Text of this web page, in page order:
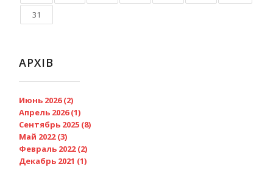
31
АРХІВ
Июнь 2026 (2)
Апрель 2026 (1)
Сентябрь 2025 (8)
Май 2022 (3)
Февраль 2022 (2)
Декабрь 2021 (1)